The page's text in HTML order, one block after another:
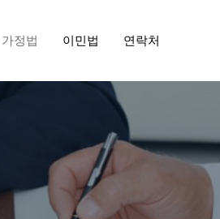
가정법 이민법 연락처